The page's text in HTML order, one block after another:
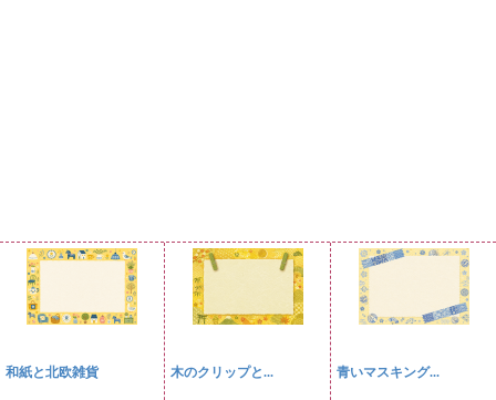
和紙と北欧雑貨 木のクリップと... 青いマスキング...